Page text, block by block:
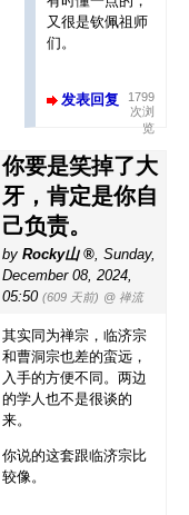
又很是钦佩祖师
们。
发表回复
1799
次浏
览
你要是笑掉了大
牙，肯定是你自
己负责。
by Rocky山 , Sunday,
December 08, 2024,
05:50 (609 天前) @ 禅流
其实同为禅宗，临济宗
和曹洞宗也差的蛮远，
入手的方便不同。两边
的学人也不是很谈的
来。
你说的这套跟临济宗比
较像。